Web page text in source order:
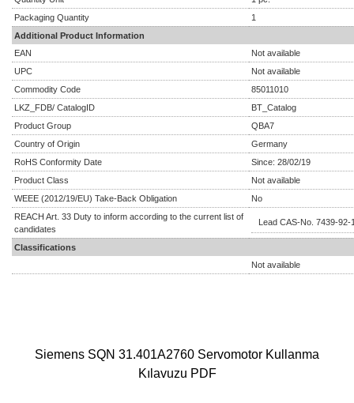
Packaging Quantity
1
Additional Product Information
EAN
Not available
UPC
Not available
Commodity Code
85011010
LKZ_FDB/ CatalogID
BT_Catalog
Product Group
QBA7
Country of Origin
Germany
RoHS Conformity Date
Since: 28/02/19
Product Class
Not available
WEEE (2012/19/EU) Take-Back Obligation
No
REACH Art. 33 Duty to inform according to the current list of
candidates
Lead CAS-No. 7439-
Classifications
Not available
Siemens SQN 31.401A2760 Servomotor Kullanma
Kılavuzu PDF